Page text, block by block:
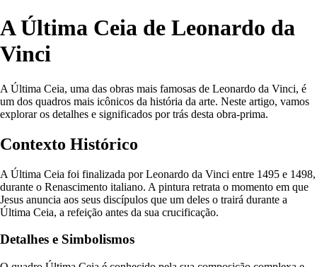
A Última Ceia de Leonardo da
Vinci
A Última Ceia, uma das obras mais famosas de Leonardo da Vinci, é
um dos quadros mais icônicos da história da arte. Neste artigo, vamos
explorar os detalhes e significados por trás desta obra-prima.
Contexto Histórico
A Última Ceia foi finalizada por Leonardo da Vinci entre 1495 e 1498,
durante o Renascimento italiano. A pintura retrata o momento em que
Jesus anuncia aos seus discípulos que um deles o trairá durante a
Última Ceia, a refeição antes da sua crucificação.
Detalhes e Simbolismos